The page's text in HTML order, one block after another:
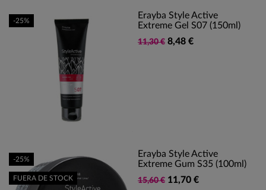
Erayba Style Active
Extreme Gel S07 (150ml)
11,30 € 8,48 €
-25%
Erayba Style Active
Extreme Gum S35 (100ml)
15,60 € 11,70 €
-25%
FUERA DE STOCK